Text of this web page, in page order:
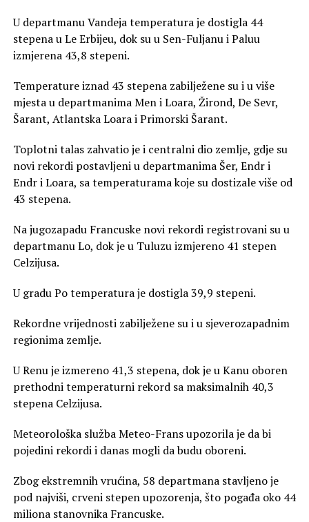
U departmanu Vandeja temperatura je dostigla 44
stepena u Le Erbijeu, dok su u Sen-Fuljanu i Paluu
izmjerena 43,8 stepeni.
Temperature iznad 43 stepena zabilježene su i u više
mjesta u departmanima Men i Loara, Žirond, De Sevr,
Šarant, Atlantska Loara i Primorski Šarant.
Toplotni talas zahvatio je i centralni dio zemlje, gdje su
novi rekordi postavljeni u departmanima Šer, Endr i
Endr i Loara, sa temperaturama koje su dostizale više od
43 stepena.
Na jugozapadu Francuske novi rekordi registrovani su u
departmanu Lo, dok je u Tuluzu izmjereno 41 stepen
Celzijusa.
U gradu Po temperatura je dostigla 39,9 stepeni.
Rekordne vrijednosti zabilježene su i u sjeverozapadnim
regionima zemlje.
U Renu je izmereno 41,3 stepena, dok je u Kanu oboren
prethodni temperaturni rekord sa maksimalnih 40,3
stepena Celzijusa.
Meteorološka služba Meteo-Frans upozorila je da bi
pojedini rekordi i danas mogli da budu oboreni.
Zbog ekstremnih vrućina, 58 departmana stavljeno je
pod najviši, crveni stepen upozorenja, što pogađa oko 44
miliona stanovnika Francuske.